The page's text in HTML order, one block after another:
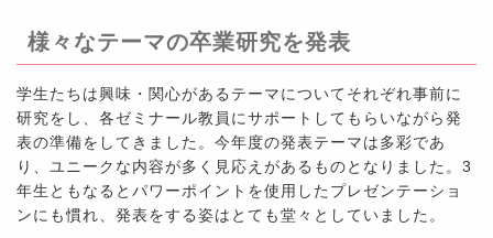
様々なテーマの卒業研究を発表
学生たちは興味・関心があるテーマについてそれぞれ事前に
研究をし、各ゼミナール教員にサポートしてもらいながら発
表の準備をしてきました。今年度の発表テーマは多彩であ
り、ユニークな内容が多く見応えがあるものとなりました。3
年生ともなるとパワーポイントを使用したプレゼンテーショ
ンにも慣れ、発表をする姿はとても堂々としていました。